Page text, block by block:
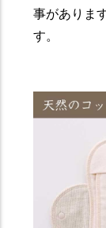
事がありま
す。